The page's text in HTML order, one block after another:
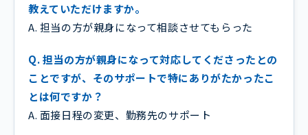
教えていただけますか。
A. 担当の方が親身になって相談させてもらった
Q. 担当の方が親身になって対応してくださったとの
ことですが、そのサポートで特にありがたかったこ
とは何ですか？
A. 面接日程の変更、勤務先のサポート